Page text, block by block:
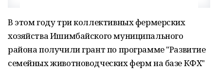
В этом году три коллективных фермерских
хозяйства Ишимбайского муниципального
района получили грант по программе "Развитие
семейных животноводческих ферм на базе КФХ"